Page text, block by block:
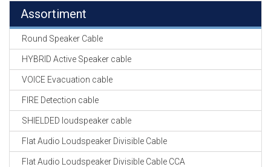
Assortiment
Round Speaker Cable
HYBRID Active Speaker cable
VOICE Evacuation cable
FIRE Detection cable
SHIELDED loudspeaker cable
Flat Audio Loudspeaker Divisible Cable
Flat Audio Loudspeaker Divisible Cable CCA